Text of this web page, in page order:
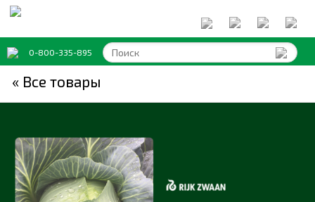
0-800-335-895
« Все товары